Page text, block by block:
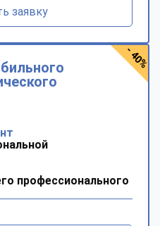
заявку
профессионального
- 40%